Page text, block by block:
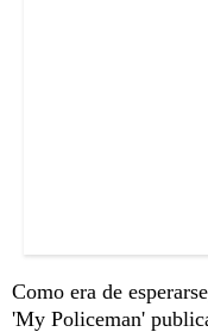
Como era de
'My Policeman'